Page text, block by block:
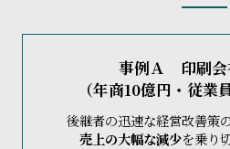
事例Ａ 印刷会
（年商10億円・従業
後継者の迅速な経営改善策
売上の大幅な減少を乗り